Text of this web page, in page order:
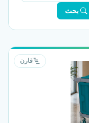
بحث
قارن